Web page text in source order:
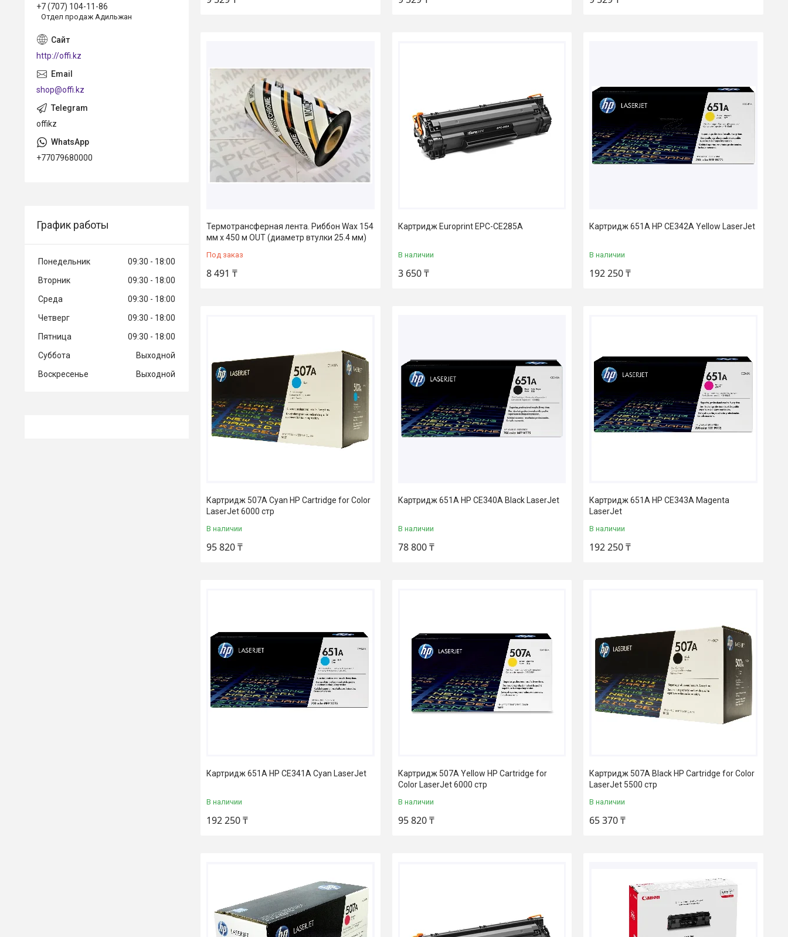
Термотрансферная лента. Риббон Wax 154
мм х 450 м OUT (диаметр втулки 25.4 мм)
Под заказ
8 491 ₸
Картридж Europrint EPC-CE285A
В наличии
3 650 ₸
Картридж 651A HP CE342A Yellow LaserJet
В наличии
192 250 ₸
Картридж 507A Cyan HP Cartridge for Color
LaserJet 6000 стр
В наличии
95 820 ₸
Картридж 651A HP CE340A Black LaserJet
В наличии
78 800 ₸
Картридж 651A HP CE343A Magenta
LaserJet
В наличии
192 250 ₸
Картридж 651A HP CE341A Cyan LaserJet
В наличии
192 250 ₸
Картридж 507A Yellow HP Cartridge for
Color LaserJet 6000 стр
В наличии
95 820 ₸
Картридж 507A Black HP Cartridge for Color
LaserJet 5500 стр
В наличии
65 370 ₸
+7 (707) 104-11-86
Отдел продаж Адильжан
http://offi.kz
shop@offi.kz
offikz
+77079680000
График работы
Понедельник 09:30
18:00
Вторник
09:30
18:00
Среда
09:30
18:00
Четверг
09:30
18:00
Пятница
09:30
18:00
Суббота
Выходной
Воскресенье
Выходной